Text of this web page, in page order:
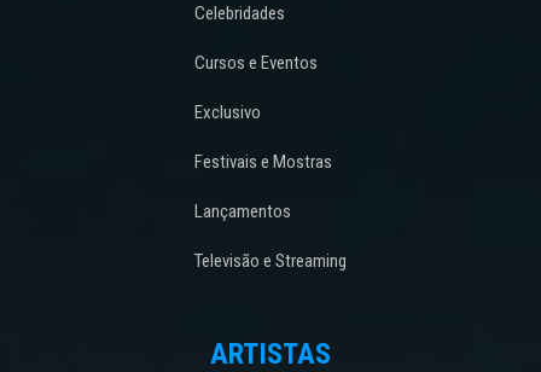
Celebridades
Cursos e Eventos
Exclusivo
Festivais e Mostras
Lançamentos
Televisão e Streaming
ARTISTAS